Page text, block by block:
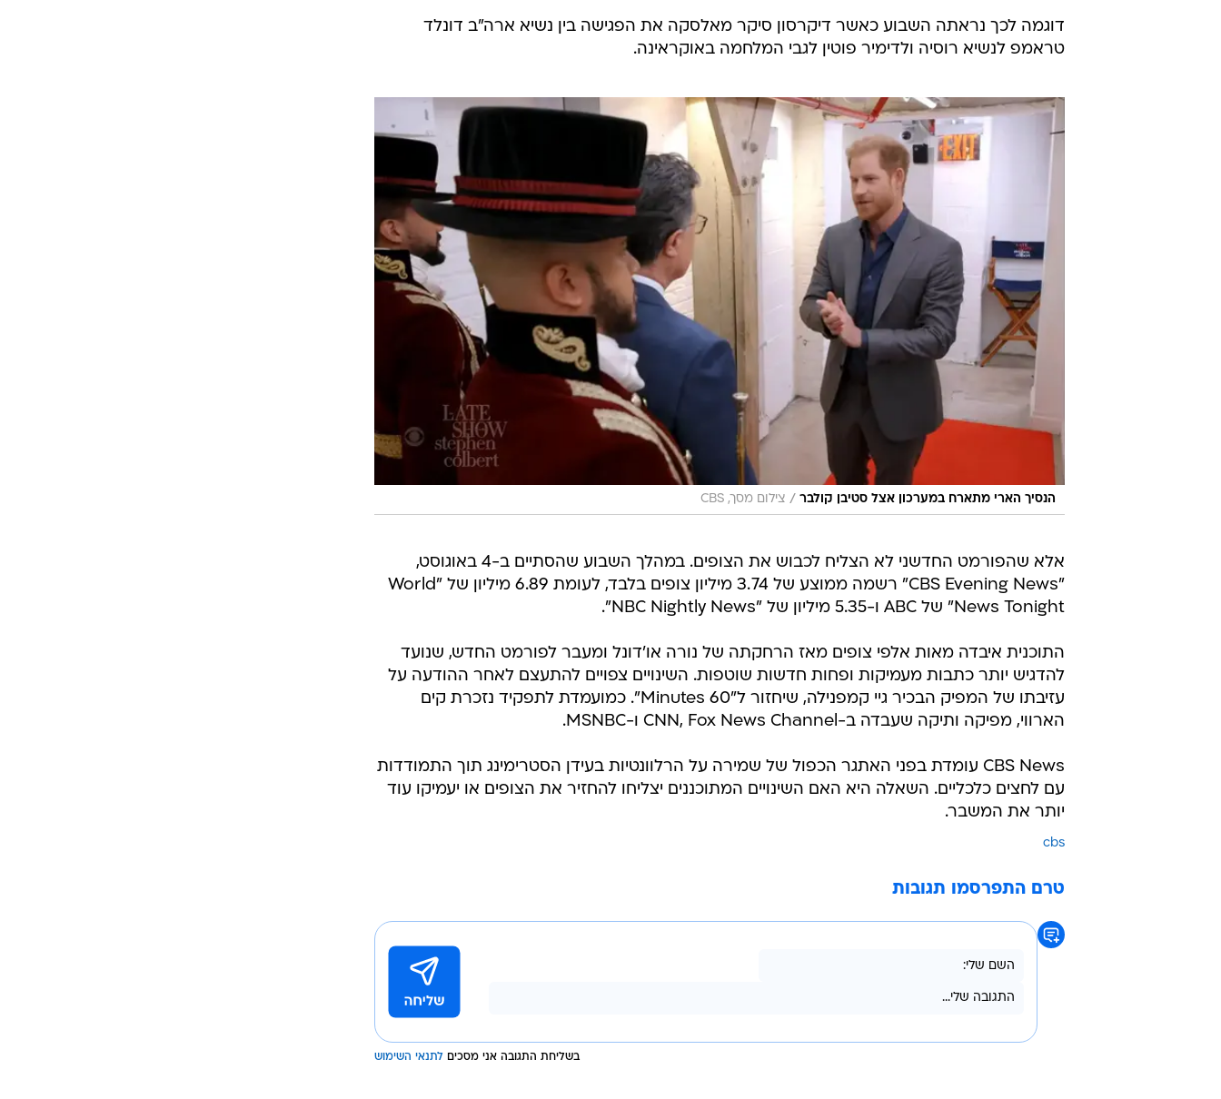
דוגמה לכך נראתה השבוע כאשר דיקרסון סיקר מאלסקה את הפגישה בין נשיא ארה"ב דונלד
טראמפ לנשיא רוסיה ולדימיר פוטין לגבי המלחמה באוקראינה.
הנסיך הארי מתארח במערכון אצל סטיבן קולבר / צילום מסך, CBS
אלא שהפורמט החדשני לא הצליח לכבוש את הצופים. במהלך השבוע שהסתיים ב-4 באוגוסט,
"CBS Evening News" רשמה ממוצע של 3.74 מיליון צופים בלבד, לעומת 6.89 מיליון של "World
News Tonight" של ABC ו-5.35 מיליון של "NBC Nightly News".
התוכנית איבדה מאות אלפי צופים מאז הרחקתה של נורה או'דונל ומעבר לפורמט החדש, שנועד
להדגיש יותר כתבות מעמיקות ופחות חדשות שוטפות. השינויים צפויים להתעצם לאחר ההודעה על
עזיבתו של המפיק הבכיר גיי קמפנילה, שיחזור ל"60 Minutes". כמועמדת לתפקיד נזכרת קים
הארווי, מפיקה ותיקה שעבדה ב-CNN, Fox News Channel ו-MSNBC.
CBS News עומדת בפני האתגר הכפול של שמירה על הרלוונטיות בעידן הסטרימינג תוך התמודדות
עם לחצים כלכליים. השאלה היא האם השינויים המתוכננים יצליחו להחזיר את הצופים או יעמיקו עוד
יותר את המשבר.
cbs
טרם התפרסמו תגובות
בשליחת התגובה אני מסכים לתנאי השימוש